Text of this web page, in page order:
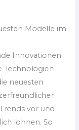
Modelle im
Innovationen
Technologien
neuesten
vor und
lohnen. So